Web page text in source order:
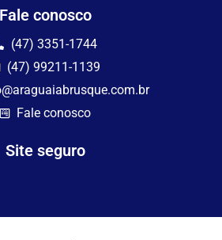
Fale conosco
(47) 3351-1744
(47) 99211-1139
Fale conosco
Site seguro